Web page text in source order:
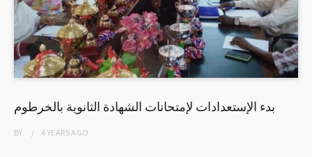
بدء الإستعدادات لإمتحانات الشهادة الثانوية بالخرطوم
BY 4 YEARSAGO